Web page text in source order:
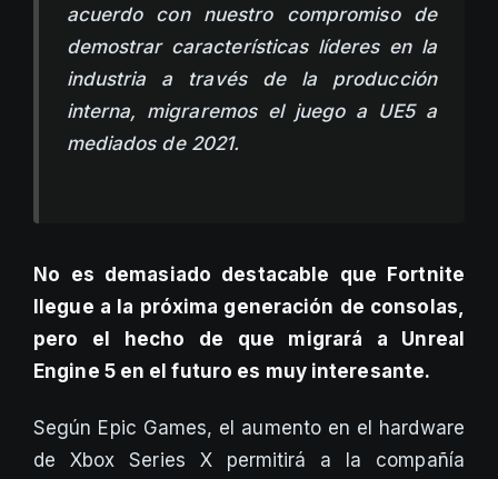
acuerdo con nuestro compromiso de
demostrar características líderes en la
industria a través de la producción
interna, migraremos el juego a UE5 a
mediados de 2021.
No es demasiado destacable que Fortnite
llegue a la próxima generación de consolas,
pero el hecho de que migrará a Unreal
Engine 5 en el futuro es muy interesante.
Según Epic Games, el aumento en el hardware
de Xbox Series X permitirá a la compañía